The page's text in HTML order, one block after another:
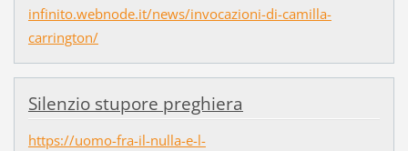
infinito.webnode.it/news/invocazioni-di-camilla-
carrington/
Silenzio stupore preghiera
https://uomo-fra-il-nulla-e-l-